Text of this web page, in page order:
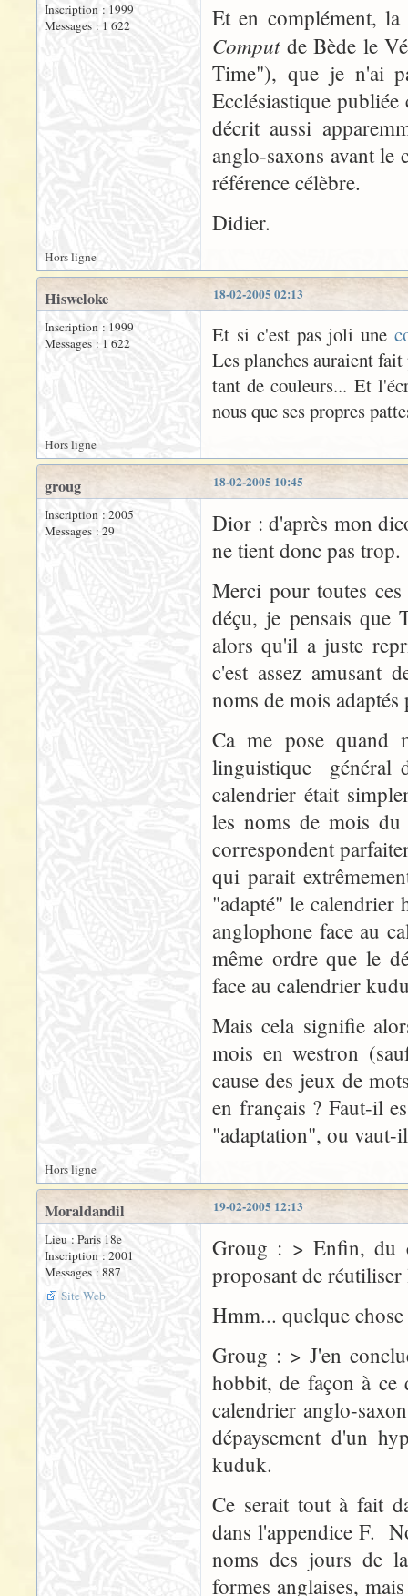
Inscription : 1999
Messages : 1 622
Et en complément,
Computde Bède le
Time"), que je n'ai
Ecclésiastique
décrit aussi
anglo-saxons avant le
référence célèbre.
Didier.
Hors ligne
18-02-2005 02:13
Hisweloke
Inscription : 1999
Messages : 1 622
Et si c'est pas joli une
Les planches auraient
tant de couleurs... Et
nous que ses propres
Hors ligne
18-02-2005 10:45
groug
Inscription : 2005
Messages : 29
Dior : d'après mon
ne tient donc pas trop.
Merci pour toutes ces
déçu, je pensais que
alors qu'il a juste
c'est assez amusant
noms de mois
Ca me pose quand
linguistique général
calendrier était
les noms de mois
correspondent
qui parait
"adapté" le calendrier
anglophone face au
même ordre que le
face au calendrier
Mais cela signifie
mois en westron
cause des jeux de
en français ? Faut-il
"adaptation", ou vaut-
Hors ligne
19-02-2005 12:13
Moraldandil
Lieu : Paris 18e
Inscription : 2001
Messages : 887
Site Web
Groug : > Enfin, du
proposant de
Hmm... quelque
Groug : > J'en
hobbit, de façon à ce
calendrier anglo-
dépaysement d'un
kuduk.
Ce serait tout à fait
dans l'appendice F.
noms des jours de
formes anglaises,